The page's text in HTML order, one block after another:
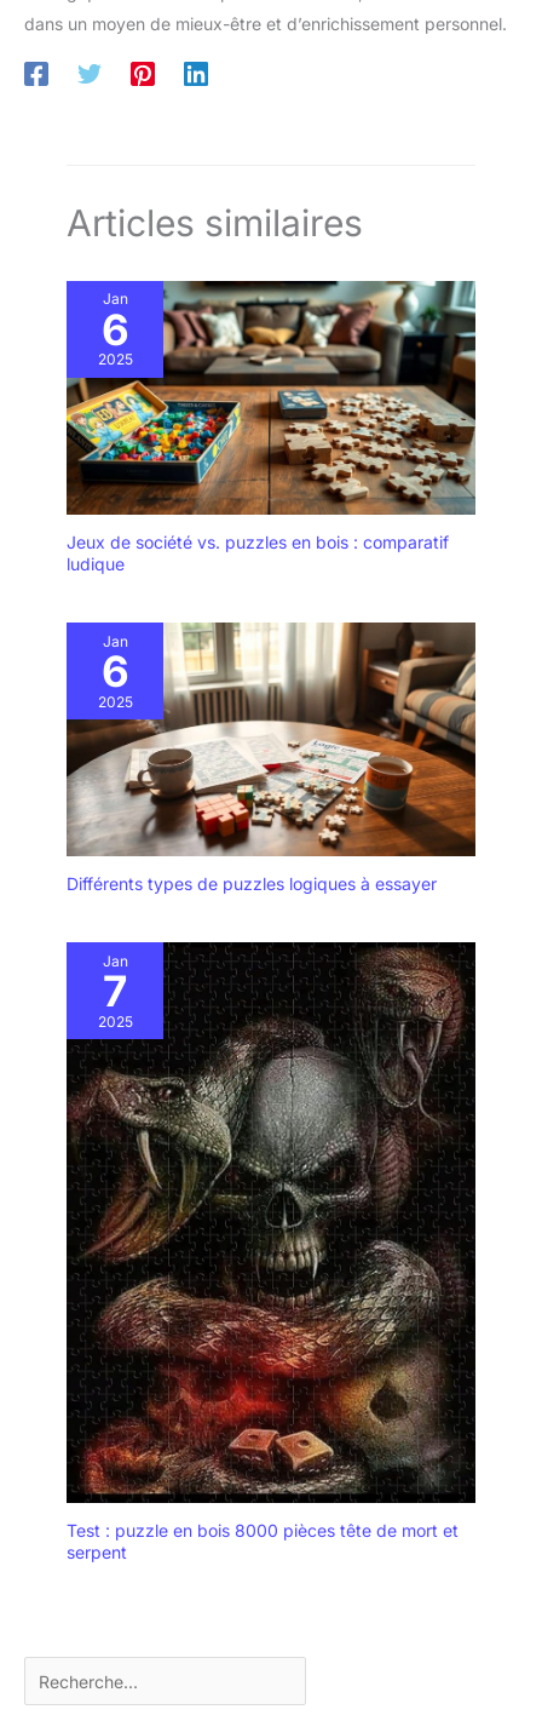
dans un moyen de mieux-être et d’enrichissement personnel.
Articles similaires
Jan
6
2025
Jeux de société vs. puzzles en bois : comparatif
ludique
Jan
6
2025
Différents types de puzzles logiques à essayer
Jan
7
2025
Test : puzzle en bois 8000 pièces tête de mort et
serpent